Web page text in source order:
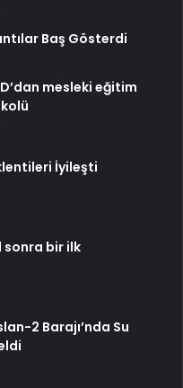
Baş Gösterdi
mesleki eğitim
İyileşti
sonra bir ilk
2 Barajı’nda Su